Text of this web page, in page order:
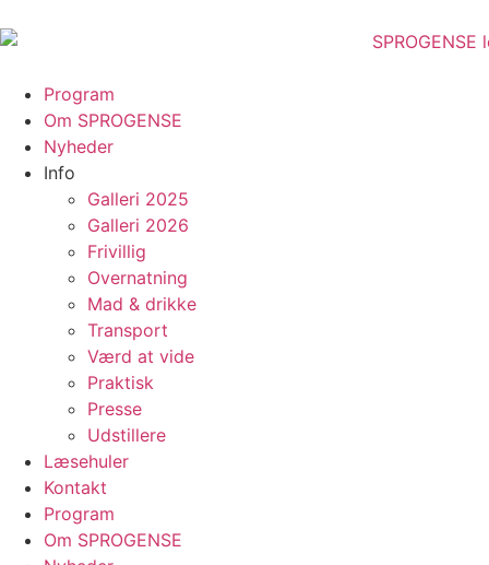
Program
Om SPROGENSE
Nyheder
Info
Galleri 2025
Galleri 2026
Frivillig
Overnatning
Mad & drikke
Transport
Værd at vide
Praktisk
Presse
Udstillere
Læsehuler
Kontakt
Program
Om SPROGENSE